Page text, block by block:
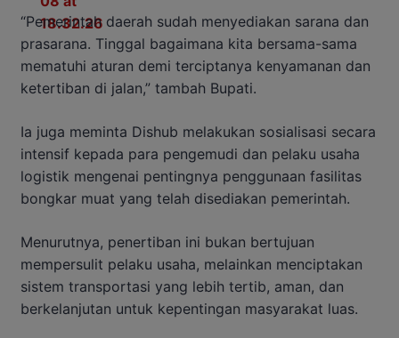
“Pemerintah daerah sudah menyediakan sarana dan
prasarana. Tinggal bagaimana kita bersama-sama
mematuhi aturan demi terciptanya kenyamanan dan
ketertiban di jalan,” tambah Bupati.
Ia juga meminta Dishub melakukan sosialisasi secara
intensif kepada para pengemudi dan pelaku usaha
logistik mengenai pentingnya penggunaan fasilitas
bongkar muat yang telah disediakan pemerintah.
Menurutnya, penertiban ini bukan bertujuan
mempersulit pelaku usaha, melainkan menciptakan
sistem transportasi yang lebih tertib, aman, dan
berkelanjutan untuk kepentingan masyarakat luas.